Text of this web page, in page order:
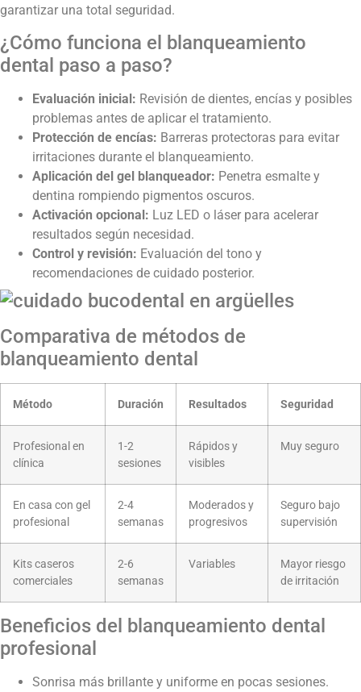
garantizar una total seguridad.
¿Cómo funciona el blanqueamiento
dental paso a paso?
Evaluación inicial: Revisión de dientes, encías y posibles
problemas antes de aplicar el tratamiento.
Protección de encías: Barreras protectoras para evitar
irritaciones durante el blanqueamiento.
Aplicación del gel blanqueador: Penetra esmalte y
dentina rompiendo pigmentos oscuros.
Activación opcional: Luz LED o láser para acelerar
resultados según necesidad.
Control y revisión: Evaluación del tono y
recomendaciones de cuidado posterior.
Comparativa de métodos de
blanqueamiento dental
Método Duración Resultados Seguridad
Profesional en
clínica
1-2
sesiones
Rápidos y
visibles
Muy seguro
En casa con gel
profesional
2-4
semanas
Moderados y
progresivos
Seguro bajo
supervisión
Kits caseros
comerciales
2-6
semanas
Variables
Mayor riesgo
de irritación
Beneficios del blanqueamiento dental
profesional
Sonrisa más brillante y uniforme en pocas sesiones.